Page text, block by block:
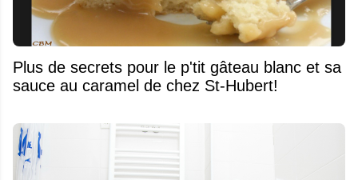
Plus de secrets pour le p'tit gâteau blanc et sa
sauce au caramel de chez St-Hubert!